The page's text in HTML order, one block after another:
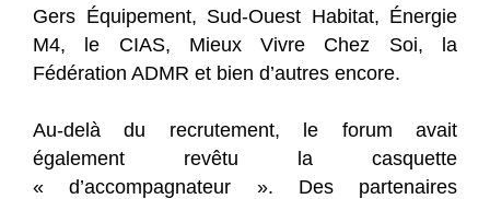
Gers Équipement, Sud-Ouest Habitat, Énergie
M4, le CIAS, Mieux Vivre Chez Soi, la
Fédération ADMR et bien d’autres encore.
Au-delà du recrutement, le forum avait
également revêtu la casquette
« d’accompagnateur ». Des partenaires